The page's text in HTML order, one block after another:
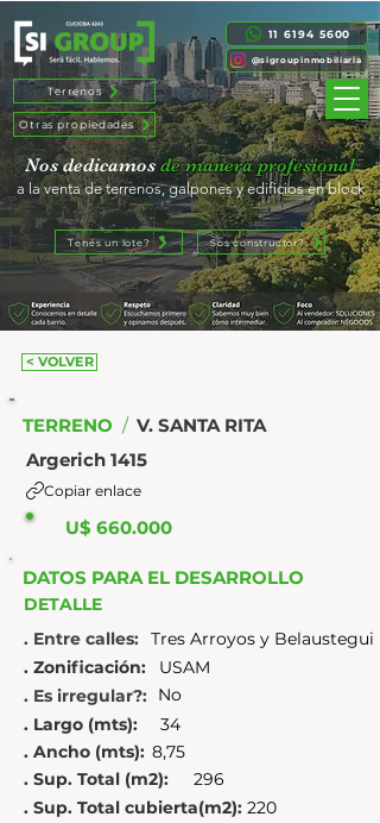
11 6194 5600
@sigroupinmobiliaria
Tenés un lote? Sos constructor?
Otras propiedades
Nos dedicamosde manera profesional
a la venta de terrenos, galpones y edificios en block
Terrenos
< VOLVER
TERRENO / V. SANTA RITA
Argerich 1415
Copiar enlace
U$ 660.000
DATOS PARA EL DESARROLLO
DETALLE
. Entre calles:
Tres Arroyos y Belaustegui
. Zonificación:
USAM
. Es irregular?:
No
. Largo (mts):
34
. Ancho (mts): 8,75
. Sup. Total (m2):
296
. Sup. Total cubierta(m2): 220